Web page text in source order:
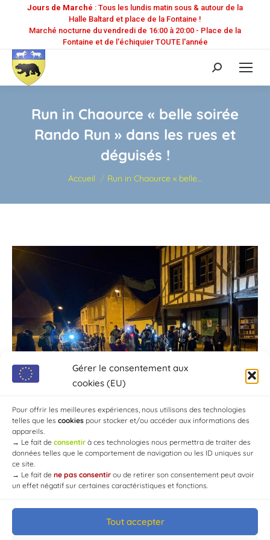
Gérer le consentement aux
cookies (EU)
Pour offrir les meilleures expériences, nous utilisons des technologies
telles que les cookies pour stocker et/ou accéder aux informations des
appareils.
→ Le fait de consentir à ces technologies nous permettra de traiter des
données telles que le comportement de navigation ou les ID uniques sur
ce site.
→ Le fait de ne pas consentir ou de retirer son consentement peut avoir
un effet négatif sur certaines caractéristiques et fonctions.
Tout accepter
Jours de Marché : Tous les lundis matin sous & autour de la
Halle Baltard et place de la Fontaine !
Marché nocturne du vendredi de 16:00 à 20:00 - Place de la
Fontaine et de l'échiquier TOUTE l'année
Recherche
:
Run in Chaource « belle soirée
Rando Run » dans les rues et
déguisés !
Vous êtes ici :
Accueil Run in Chaource « belle…
© Mairie de Chaource [2004-2024] | Tous droits réservés.